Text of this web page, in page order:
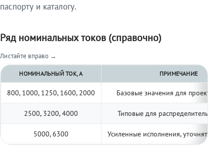
паспорту и каталогу.
Ряд номинальных токов (справочно)
Листайте вправо →
НОМИНАЛЬНЫЙ ТОК, А ПРИМЕЧАНИЕ
800, 1000, 1250, 1600, 2000 Базовые значения для
2500, 3200, 4000 Типовые для распределительных
5000, 6300 Усиленные исполнения, уточнять по